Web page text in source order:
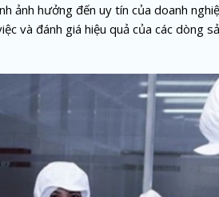
ảnh hưởng đến uy tín của doanh
và đánh giá hiệu quả của các dòng